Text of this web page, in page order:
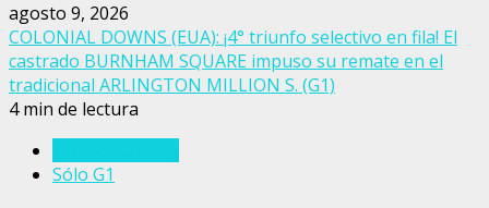
agosto 9, 2026
COLONIAL DOWNS (EUA): ¡4° triunfo selectivo en fila! El
castrado BURNHAM SQUARE impuso su remate en el
tradicional ARLINGTON MILLION S. (G1)
4 min de lectura
Sólo G1